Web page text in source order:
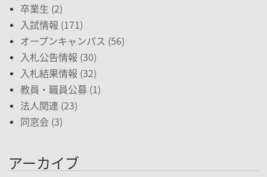
卒業生 (2)
入試情報 (171)
オープンキャンパス (56)
入札公告情報 (30)
入札結果情報 (32)
教員・職員公募 (1)
法人関連 (23)
同窓会 (3)
アーカイブ